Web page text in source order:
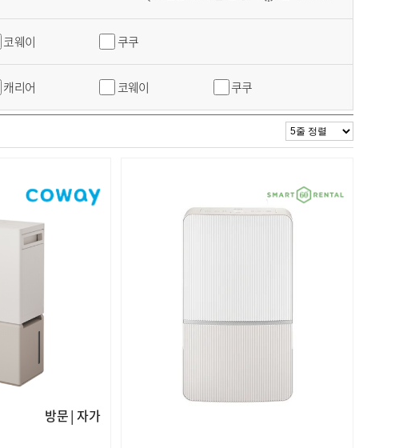
코웨이 쿠쿠
캐리어 코웨이 쿠쿠
방문 | 자가